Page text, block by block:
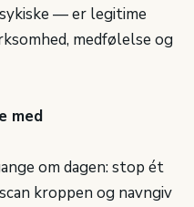
— er legitime
medfølelse og
med
om dagen: stop ét
kroppen og navngiv